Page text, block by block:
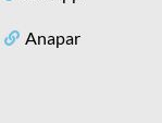
Anapar